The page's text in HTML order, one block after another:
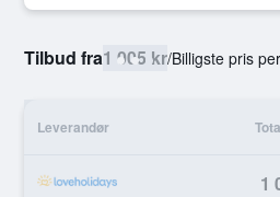
Tilbud fra1 005 kr/Billigste pris
Leverandør
1